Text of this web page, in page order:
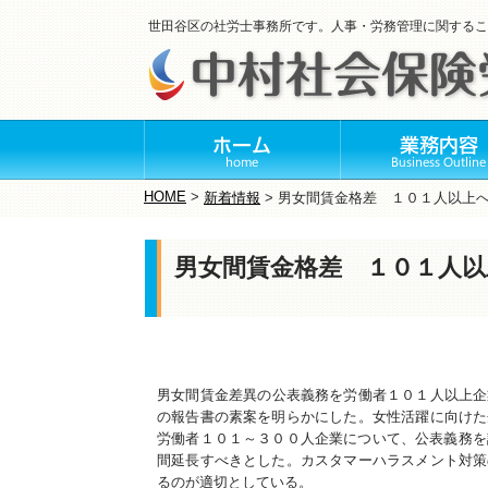
世田谷区の社労士事務所です。人事・労務管理に関する
HOME > 新着情報 > 男女間賃金格差 １０１人以上
男女間賃金格差 １０１人
男女間賃金差異の公表義務を労働者１０１人以上
の報告書の素案を明らかにした。女性活躍に向け
労働者１０１～３００人企業について、公表義務
間延長すべきとした。カスタマーハラスメント対
るのが適切としている。